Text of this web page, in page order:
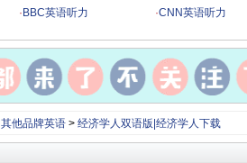
· BBC英语听力 ·CNN英语听力
其他品牌英语> 经济学人双语版|经济学人下载